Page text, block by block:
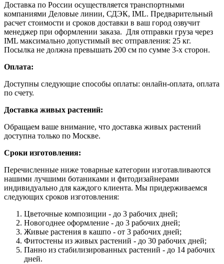
Доставка по России осуществляется транспортными
компаниями Деловые линии, СДЭК, IML. Предварительный
расчет стоимости и сроков доставки в ваш город озвучит
менеджер при оформлении заказа. Для отправки груза через
IML максимально допустимый вес отправления: 25 кг.
Посылка не должна превышать 200 см по сумме 3-х сторон.
Оплата:
Доступны следующие способы оплаты: онлайн-оплата, оплата
по счету.
Доставка живых растений:
Обращаем ваше внимание, что доставка живых растений
доступна только по Москве.
Сроки изготовления:
Перечисленные ниже товарные категории изготавливаются
нашими лучшими ботаниками и фитодизайнерами
индивидуально для каждого клиента. Мы придерживаемся
следующих сроков изготовления:
Цветочные композиции - до 3 рабочих дней;
Новогоднее оформление - до 3 рабочих дней;
Живые растения в кашпо - от 3 рабочих дней;
Фитостены из живых растений - до 30 рабочих дней;
Панно из стабилизированных растений - до 14 рабочих
дней.